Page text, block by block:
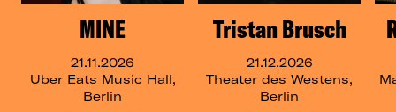
MINE
21.11.2026
Uber Eats Music Hall,
Berlin
Tristan Brusch
21.12.2026
Theater des Westens,
Berlin